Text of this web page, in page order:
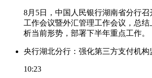
8月5日，中国人民银行湖南省分行召
工作会议暨外汇管理工作会议，总结
析当前形势，部署下半年重点工作。
央行湖北分行：强化第三方支付机构
10:23